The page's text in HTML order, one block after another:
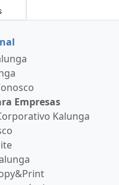
Empresas
Kalunga